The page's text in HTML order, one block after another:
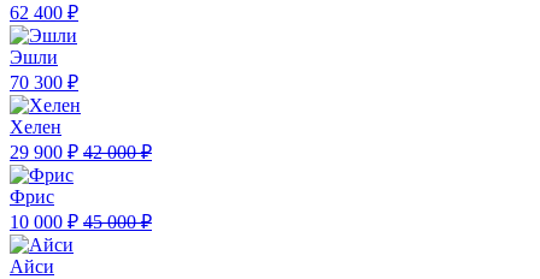
62 400 ₽
Эшли
70 300 ₽
Хелен
29 900 ₽ 42 000 ₽
Фрис
10 000 ₽ 45 000 ₽
Айси